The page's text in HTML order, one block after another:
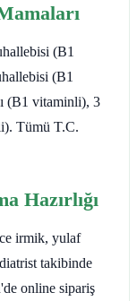
(B1
(B1
(B1 vitaminli), 3
Tümü T.C.
Hazırlığı
irmik, yulaf
takibinde
online sipariş